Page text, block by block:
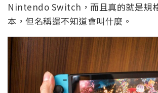
Nintendo Switch，而且真的就是規
本，但名稱還不知道會叫什麼。